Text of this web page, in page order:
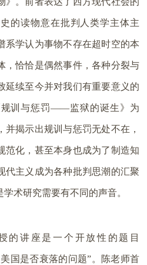
的读物意在批判人类学主体主
系学认为事物不存在超时空的本
，恰恰是偶然事件，各种分裂与
延续至今并对我们有重要意义的
训与惩罚——监狱的诞生》为
揭示出规训与惩罚无处不在，
范化，甚至本身也成为了制造知
代主义成为各种批判思潮的汇聚
术研究需要有不同的声音。
的讲座是一个开放性的题目
国是否衰落的问题”。陈老师首